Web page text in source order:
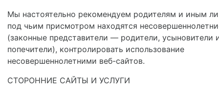
Мы настоятельно рекомендуем родителям и иным
под чьим присмотром находятся
(законные представители — родители, усыновители
попечители), контролировать использование
несовершеннолетними веб-сайтов.
СТОРОННИЕ САЙТЫ И УСЛУГИ